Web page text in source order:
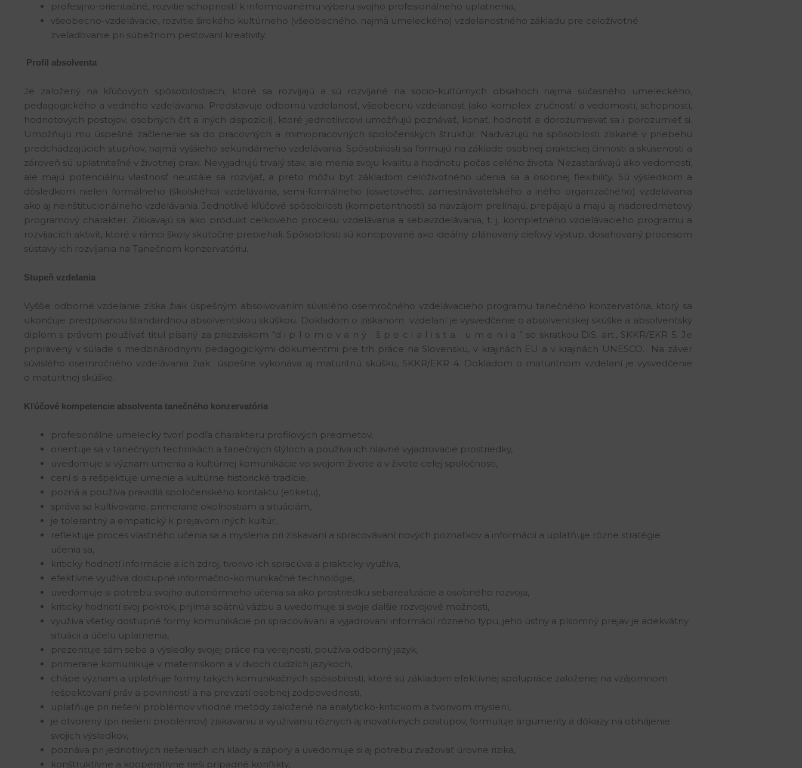
profesijno-orientačné, rozvitie schopností k informovanému výberu svojho profesionálneho uplatnenia,
všeobecno-vzdelávacie, rozvitie širokého kultúrneho (všeobecného, najmä umeleckého) vzdelanostného základu pre celoživotné
zveľaďovanie pri súbežnom pestovaní kreativity.
Profil absolventa
Je založený na kľúčových spôsobilostiach, ktoré sa rozvíjajú a sú rozvíjané na socio-kultúrnych obsahoch najmä súčasného umeleckého,
pedagogického a vedného vzdelávania. Predstavuje odbornú vzdelanosť, všeobecnú vzdelanosť (ako komplex zručností a vedomostí, schopností,
hodnotových postojov, osobných čŕt a iných dispozícií), ktoré jednotlivcovi umožňujú poznávať, konať, hodnotiť a dorozumievať sa i porozumieť si.
Umožňujú mu úspešné začlenenie sa do pracovných a mimopracovných spoločenských štruktúr. Nadväzujú na spôsobilosti získané v priebehu
predchádzajúcich stupňov, najmä vyššieho sekundárneho vzdelávania. Spôsobilosti sa formujú na základe osobnej praktickej činnosti a skúsenosti a
zároveň sú uplatniteľné v životnej praxi. Nevyjadrujú trvalý stav, ale menia svoju kvalitu a hodnotu počas celého života. Nezastarávajú ako vedomosti,
ale majú potenciálnu vlastnosť neustále sa rozvíjať, a preto môžu byť základom celoživotného učenia sa a osobnej flexibility. Sú výsledkom a
dôsledkom nielen formálneho (školského) vzdelávania, semi-formálneho (osvetového, zamestnávateľského a iného organizačného) vzdelávania
ako aj neinštitucionálneho vzdelávania. Jednotlivé kľúčové spôsobilosti (kompetentnosti) sa navzájom prelínajú, prepájajú a majú aj nadpredmetový
programový charakter. Získavajú sa ako produkt celkového procesu vzdelávania a sebavzdelávania, t. j. kompletného vzdelávacieho programu a
rozvíjacích aktivít, ktoré v rámci školy skutočne prebiehali. Spôsobilosti sú koncipované ako ideálny plánovaný cieľový výstup, dosahovaný procesom
sústavy ich rozvíjania na Tanečnom konzervatóriu.
Stupeň vzdelania
Vyššie odborné vzdelanie získa žiak úspešným absolvovaním súvislého osemročného vzdelávacieho programu tanečného konzervatória, ktorý sa
ukončuje predpísanou štandardnou absolventskou skúškou. Dokladom o získanom vzdelaní je vysvedčenie o absolventskej skúške a absolventský
diplom s právom používať titul písaný za priezviskom “d i p l o m o v a n ý š p e c i a l i s t a u m e n i a ” so skratkou DiS. art., SKKR/EKR 5. Je
pripravený v súlade s medzinárodnými pedagogickými dokumentmi pre trh práce na Slovensku, v krajinách EU a v krajinách UNESCO. Na záver
súvislého osemročného vzdelávania žiak úspešne vykonáva aj maturitnú skúšku, SKKR/EKR 4. Dokladom o maturitnom vzdelaní je vysvedčenie
o maturitnej skúške.
Kľúčové kompetencie absolventa tanečného konzervatória
profesionálne umelecky tvorí podľa charakteru profilových predmetov,
orientuje sa v tanečných technikách a tanečných štýloch a používa ich hlavné vyjadrovacie prostriedky,
uvedomuje si význam umenia a kultúrnej komunikácie vo svojom živote a v živote celej spoločnosti,
cení si a rešpektuje umenie a kultúrne historické tradície,
pozná a používa pravidlá spoločenského kontaktu (etiketu),
správa sa kultivovane, primerane okolnostiam a situáciám,
je tolerantný a empatický k prejavom iných kultúr,
reflektuje proces vlastného učenia sa a myslenia pri získavaní a spracovávaní nových poznatkov a informácií a uplatňuje rôzne stratégie
učenia sa,
kriticky hodnotí informácie a ich zdroj, tvorivo ich spracúva a prakticky využíva,
efektívne využíva dostupné informačno-komunikačné technológie,
uvedomuje si potrebu svojho autonómneho učenia sa ako prostriedku sebarealizácie a osobného rozvoja,
kriticky hodnotí svoj pokrok, prijíma spätnú väzbu a uvedomuje si svoje ďalšie rozvojové možnosti,
využíva všetky dostupné formy komunikácie pri spracovávaní a vyjadrovaní informácií rôzneho typu, jeho ústny a písomný prejav je adekvátny
situácii a účelu uplatnenia,
prezentuje sám seba a výsledky svojej práce na verejnosti, používa odborný jazyk,
primerane komunikuje v materinskom a v dvoch cudzích jazykoch,
chápe význam a uplatňuje formy takých komunikačných spôsobilosti, ktoré sú základom efektívnej spolupráce založenej na vzájomnom
rešpektovaní práv a povinností a na prevzatí osobnej zodpovednosti,
uplatňuje pri riešení problémov vhodné metódy založené na analyticko-kritickom a tvorivom myslení,
je otvorený (pri riešení problémov) získavaniu a využívaniu rôznych aj inovatívnych postupov, formuluje argumenty a dôkazy na obhájenie
svojich výsledkov,
poznáva pri jednotlivých riešeniach ich klady a zápory a uvedomuje si aj potrebu zvažovať úrovne rizika,
konštruktívne a kooperatívne rieši prípadné konflikty,